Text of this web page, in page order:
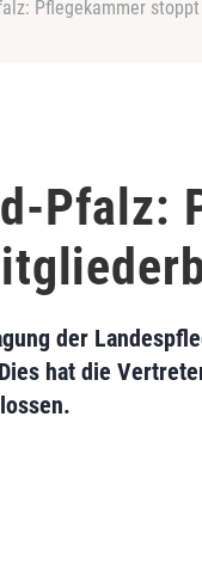
Pflegekammer
Pfalz:
der
hat die